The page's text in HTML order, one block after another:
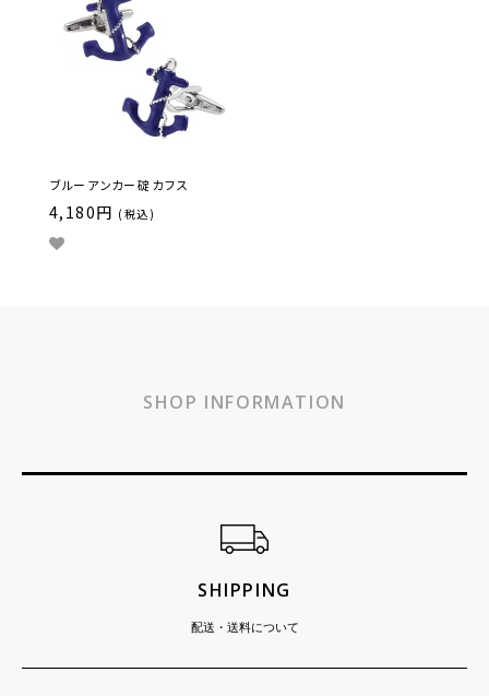
ブルー アンカー 碇 カフス
4,180円 (税込)
SHOP INFORMATION
SHIPPING
配送・送料について